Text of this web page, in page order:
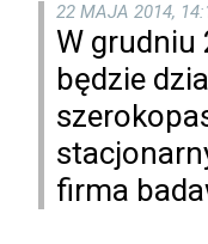
22 MAJA 2014,
W grudniu
będzie
firma